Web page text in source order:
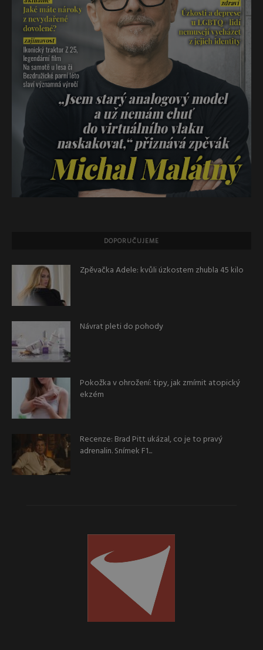
DOPORUČUJEME
Zpěvačka Adele: kvůli úzkostem zhubla 45 kilo
Návrat pleti do pohody
Pokožka v ohrožení: tipy, jak zmírnit atopický
ekzém
Recenze: Brad Pitt ukázal, co je to pravý
adrenalin. Snímek F1...